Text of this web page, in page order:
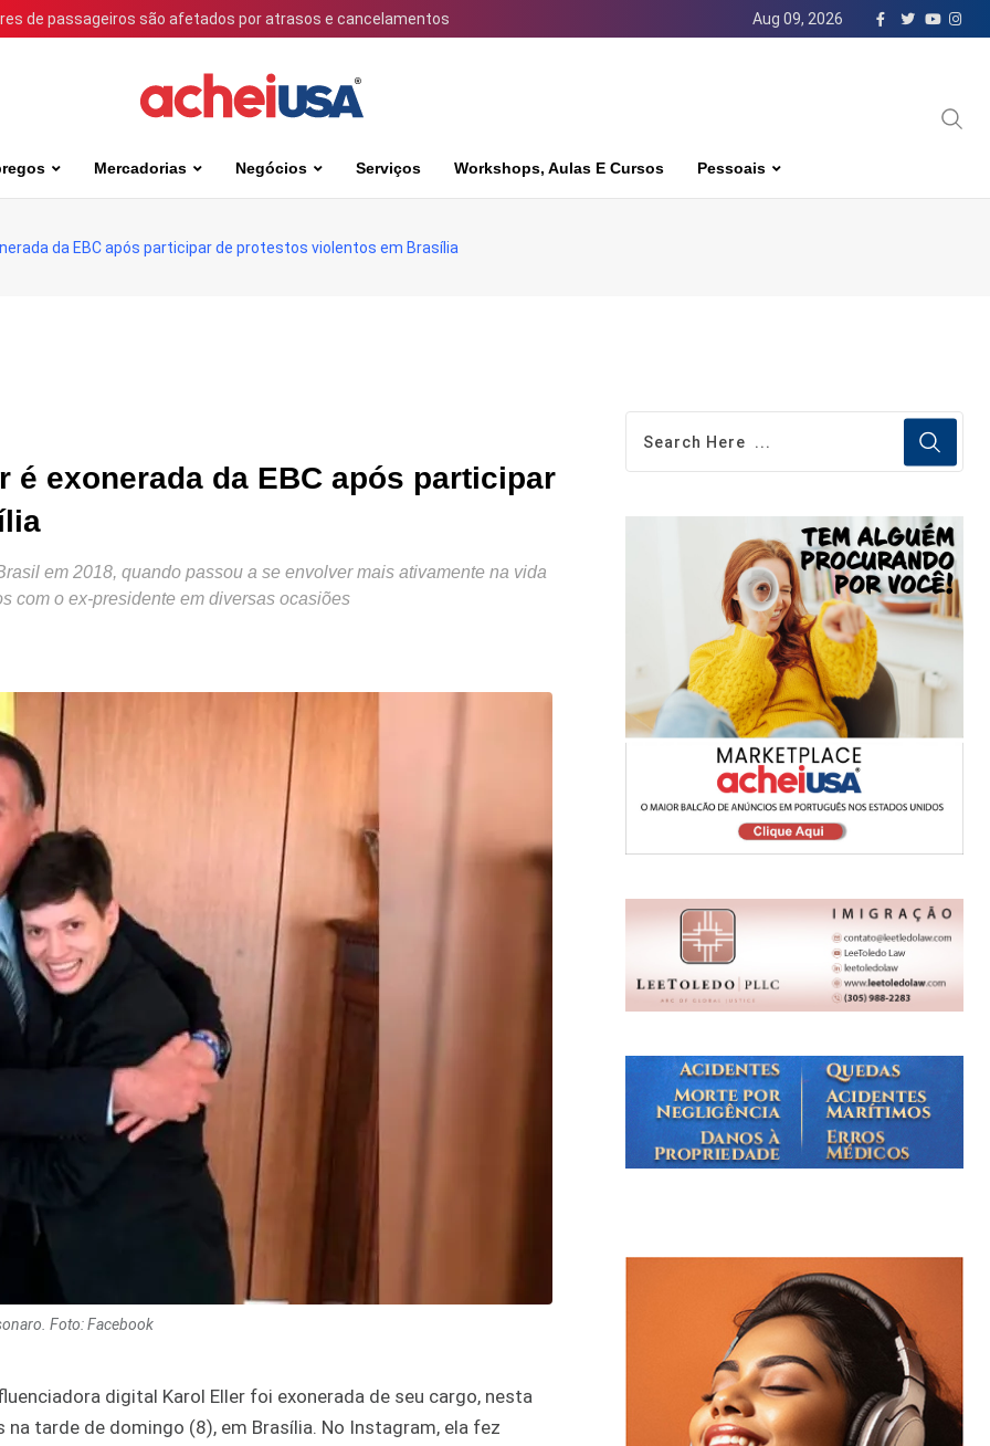
de passageiros são afetados por atrasos e cancelamentos Aug 09, 2026
Mercadorias Negócios Serviços Workshops, Aulas E Cursos Pessoais
da EBC após participar de protestos violentos em Brasília
exonerada da EBC após participar
em 2018, quando passou a se envolver mais ativamente na vida
com o ex-presidente em diversas ocasiões
Foto: Facebook
digital Karol Eller foi exonerada de seu cargo, nesta
tarde de domingo (8), em Brasília. No Instagram, ela fez